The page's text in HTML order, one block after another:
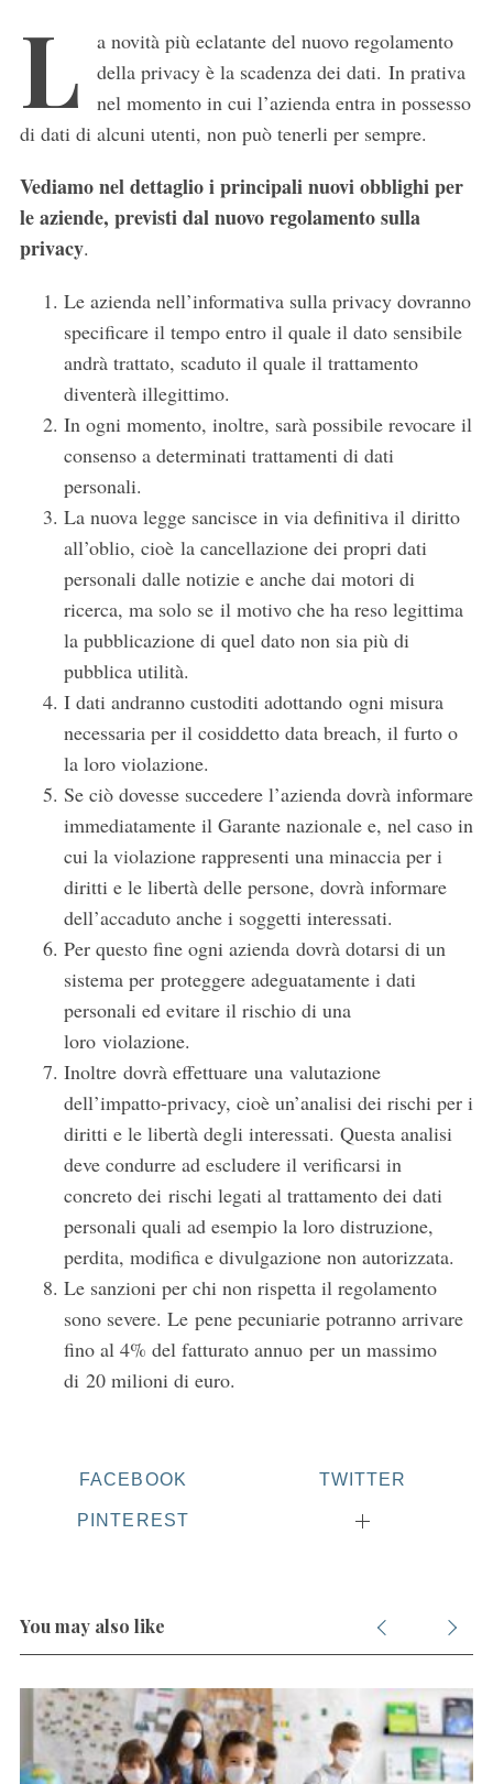
L
a novità più eclatante del nuovo regolamento
della privacy è la scadenza dei dati. In prativa
nel momento in cui l’azienda entra in possesso
di dati di alcuni utenti, non può tenerli per sempre.
Vediamo nel dettaglio i principali nuovi obblighi per
le aziende, previsti dal nuovo regolamento sulla
privacy.
Le azienda nell’informativa sulla privacy dovranno
specificare il tempo entro il quale il dato sensibile
andrà trattato, scaduto il quale il trattamento
diventerà illegittimo.
In ogni momento, inoltre, sarà possibile revocare il
consenso a determinati trattamenti di dati
personali.
La nuova legge sancisce in via definitiva il diritto
all’oblio, cioè la cancellazione dei propri dati
personali dalle notizie e anche dai motori di
ricerca, ma solo se il motivo che ha reso legittima
la pubblicazione di quel dato non sia più di
pubblica utilità.
I dati andranno custoditi adottando ogni misura
necessaria per il cosiddetto data breach, il furto o
la loro violazione.
Se ciò dovesse succedere l’azienda dovrà informare
immediatamente il Garante nazionale e, nel caso in
cui la violazione rappresenti una minaccia per i
diritti e le libertà delle persone, dovrà informare
dell’accaduto anche i soggetti interessati.
Per questo fine ogni azienda dovrà dotarsi di un
sistema per proteggere adeguatamente i dati
personali ed evitare il rischio di una
loro violazione.
Inoltre dovrà effettuare una valutazione
dell’impatto-privacy, cioè un’analisi dei rischi per i
diritti e le libertà degli interessati. Questa analisi
deve condurre ad escludere il verificarsi in
concreto dei rischi legati al trattamento dei dati
personali quali ad esempio la loro distruzione,
perdita, modifica e divulgazione non autorizzata.
Le sanzioni per chi non rispetta il regolamento
sono severe. Le pene pecuniarie potranno arrivare
fino al 4% del fatturato annuo per un massimo
di 20 milioni di euro.
FACEBOOK TWITTER
PINTEREST
You may also like
S
e
a